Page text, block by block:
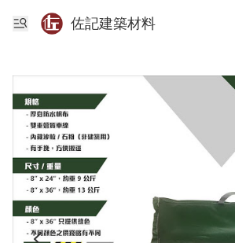
佐記建築材料